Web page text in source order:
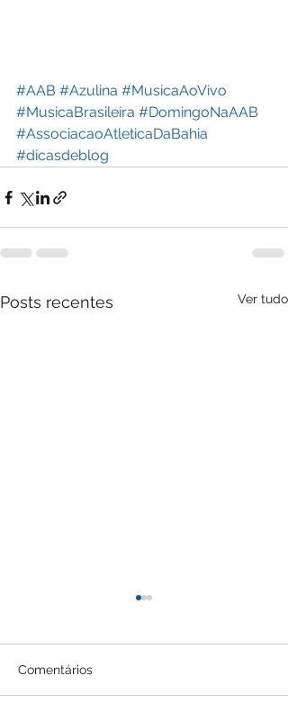
#AAB #Azulina #MusicaAoVivo
#MusicaBrasileira #DomingoNaAAB
#AssociacaoAtleticaDaBahia
#dicasdeblog
Posts recentes Ver tudo
Comentários